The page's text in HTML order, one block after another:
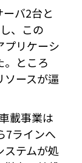
バ2台と
、この
プリケーシ
。ところ
ソースが逼
載事業は
7ラインへ
ステムが処